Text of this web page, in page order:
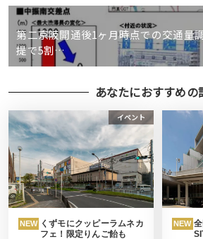
第二京阪開通後1ヶ月時点での交通量
提で5割…
あなたにおすすめの
イベント
NEW くずモにクッピーラムネカ
フェ！限定りんご飴も
NEW